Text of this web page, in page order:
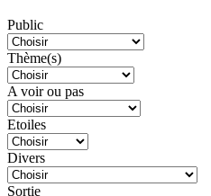
Public
Thème(s)
A voir ou pas
Etoiles
Divers
Sortie